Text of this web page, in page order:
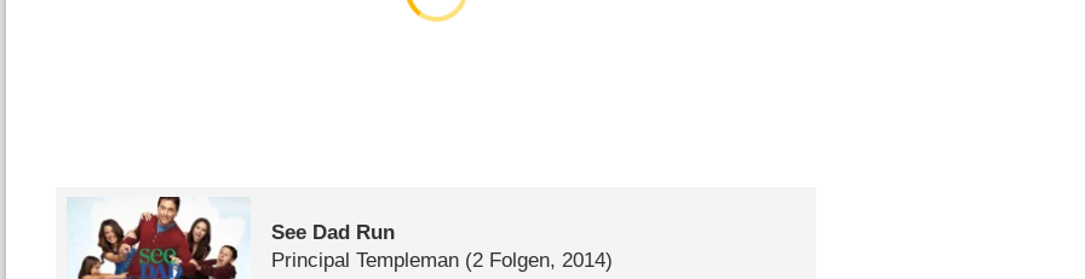
See Dad Run
Principal Templeman (2 Folgen, 2014)